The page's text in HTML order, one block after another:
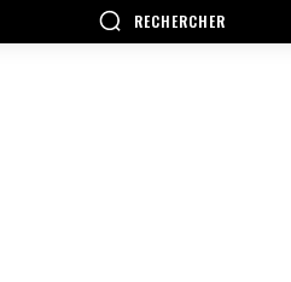
RECHERCHER